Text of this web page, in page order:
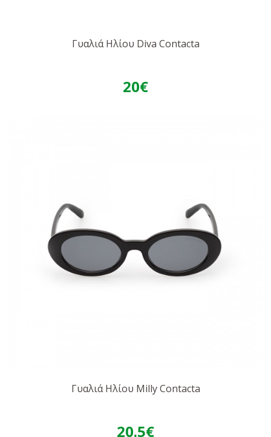
Γυαλιά Ηλίου Diva Contacta
20€
Γυαλιά Ηλίου Milly Contacta
20.5€